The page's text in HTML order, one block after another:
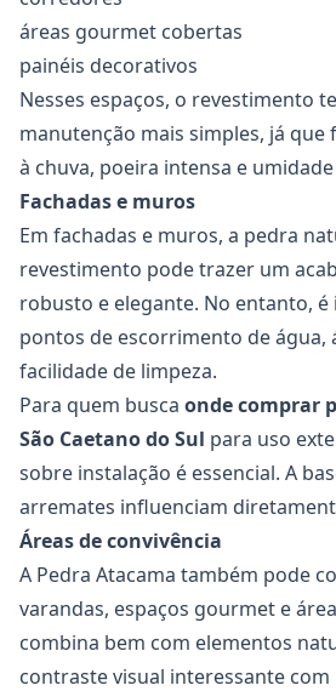
áreas gourmet cobertas
painéis decorativos
Nesses espaços, o revestimento
manutenção mais simples, já que
à chuva, poeira intensa e
Fachadas e muros
Em fachadas e muros, a pedra
revestimento pode trazer um
robusto e elegante. No entanto,
pontos de escorrimento de água,
facilidade de limpeza.
Para quem busca onde comprar
São Caetano do Sul para uso
sobre instalação é essencial. A
arremates influenciam
Áreas de convivência
A Pedra Atacama também pode
varandas, espaços gourmet e
combina bem com elementos
contraste visual interessante